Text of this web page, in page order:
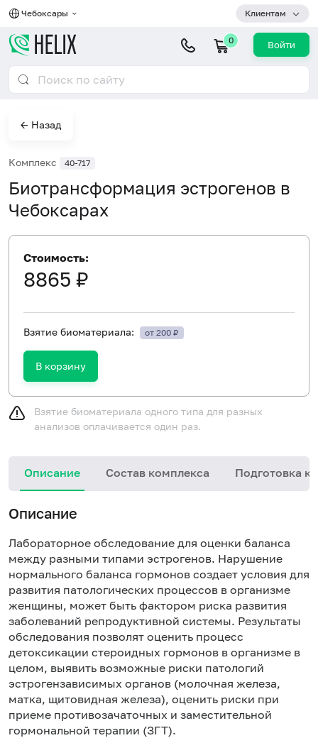
Чебоксары Клиентам
0 Войти
← Назад
Комплекс 40-717
Биотрансформация эстрогенов в
Чебоксарах
Стоимость:
8865 ₽
Взятие биоматериала: от 200 ₽
В корзину
Взятие биоматериала одного типа для разных
анализов оплачивается один раз.
Описание Состав комплекса Подготовка к
Описание
Лабораторное обследование для оценки баланса
между разными типами эстрогенов. Нарушение
нормального баланса гормонов создает условия для
развития патологических процессов в организме
женщины, может быть фактором риска развития
заболеваний репродуктивной системы. Результаты
обследования позволят оценить процесс
детоксикации стероидных гормонов в организме в
целом, выявить возможные риски патологий
эстрогензависимых органов (молочная железа,
матка, щитовидная железа), оценить риски при
приеме противозачаточных и заместительной
гормональной терапии (ЗГТ).